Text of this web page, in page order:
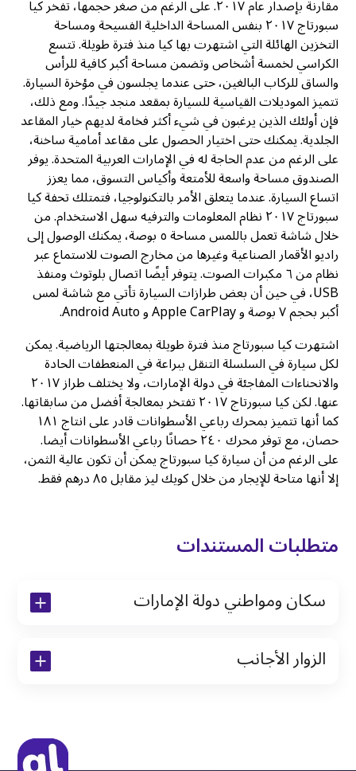
مقارنة بإصدار عام ٢٠١٧. على الرغم من صغر حجمها، تفخر كيا
سبورتاج ٢٠١٧ بنفس المساحة الداخلية الفسيحة ومساحة
التخزين الهائلة التي اشتهرت بها كيا منذ فترة طويلة. تتسع
الكراسي لخمسة أشخاص وتضمن مساحة أكبر كافية للرأس
والساق للركاب البالغين، حتى عندما يجلسون في مؤخرة السيارة.
تتميز الموديلات القياسية للسيارة بمقعد منجد جيدًا. ومع ذلك،
فإن أولئك الذين يرغبون في شيء أكثر فخامة لديهم خيار المقاعد
الجلدية. يمكنك حتى اختيار الحصول على مقاعد أمامية ساخنة،
على الرغم من عدم الحاجة له في الإمارات العربية المتحدة. يوفر
الصندوق مساحة واسعة للأمتعة وأكياس التسوق، مما يعزز
اتساع السيارة. عندما يتعلق الأمر بالتكنولوجيا، فتمتلك تحفة كيا
سبورتاج ٢٠١٧ نظام المعلومات والترفيه سهل الاستخدام. من
خلال شاشة تعمل باللمس مساحة ٥ بوصة، يمكنك الوصول إلى
راديو الأقمار الصناعية وغيرها من مخارج الصوت للاستماع عبر
نظام من ٦ مكبرات الصوت. يتوفر أيضًا اتصال بلوتوث ومنفذ
USB، في حين أن بعض طرازات السيارة تأتي مع شاشة لمس
أكبر بحجم ٧ بوصة و Apple CarPlay و Android Auto.
اشتهرت كيا سبورتاج منذ فترة طويلة بمعالجتها الرياضية. يمكن
لكل سيارة في السلسلة التنقل ببراعة في المنعطفات الحادة
والانحناءات المفاجئة في دولة الإمارات، ولا يختلف طراز ٢٠١٧
عنها. لكن كيا سبورتاج ٢٠١٧ تفتخر بمعالجة أفضل من سابقاتها.
كما أنها تتميز بمحرك رباعي الأسطوانات قادر على انتاج ١٨١
حصان، مع توفر محرك ٢٤٠ حصانًا رباعي الأسطوانات أيضا.
على الرغم من أن سيارة كيا سبورتاج يمكن أن تكون عالية الثمن،
إلا أنها متاحة للإيجار من خلال كويك ليز مقابل ٨٥ درهم فقط.
متطلبات المستندات
سكان ومواطني دولة الإمارات
نسخة من تأشيرة الاقامة
الزوار الأجانب